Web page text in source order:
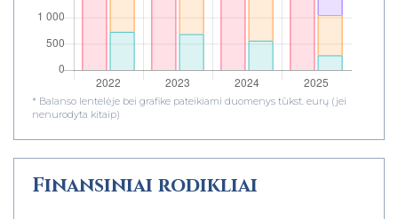
* Balanso lentelėje bei grafike pateikiami duomenys tūkst. eurų (jei
nenurodyta kitaip)
Finansiniai rodikliai